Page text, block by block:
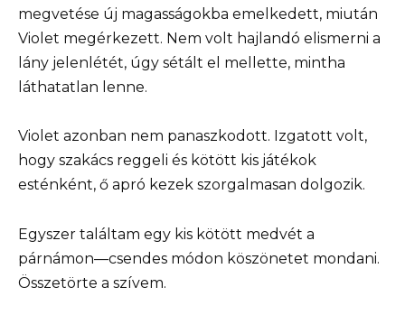
megvetése új magasságokba emelkedett, miután
Violet megérkezett. Nem volt hajlandó elismerni a
lány jelenlétét, úgy sétált el mellette, mintha
láthatatlan lenne.
Violet azonban nem panaszkodott. Izgatott volt,
hogy szakács reggeli és kötött kis játékok
esténként, ő apró kezek szorgalmasan dolgozik.
Egyszer találtam egy kis kötött medvét a
párnámon—csendes módon köszönetet mondani.
Összetörte a szívem.